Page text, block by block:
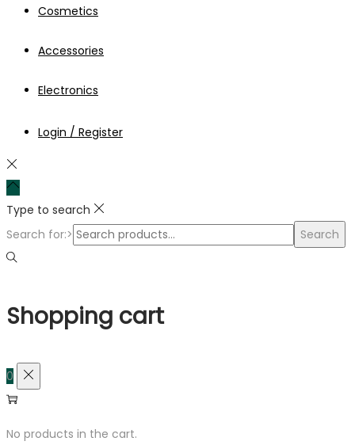
Cosmetics
Accessories
Electronics
Login / Register
Type to search
Search for:>
Search
Shopping cart
0
No products in the cart.